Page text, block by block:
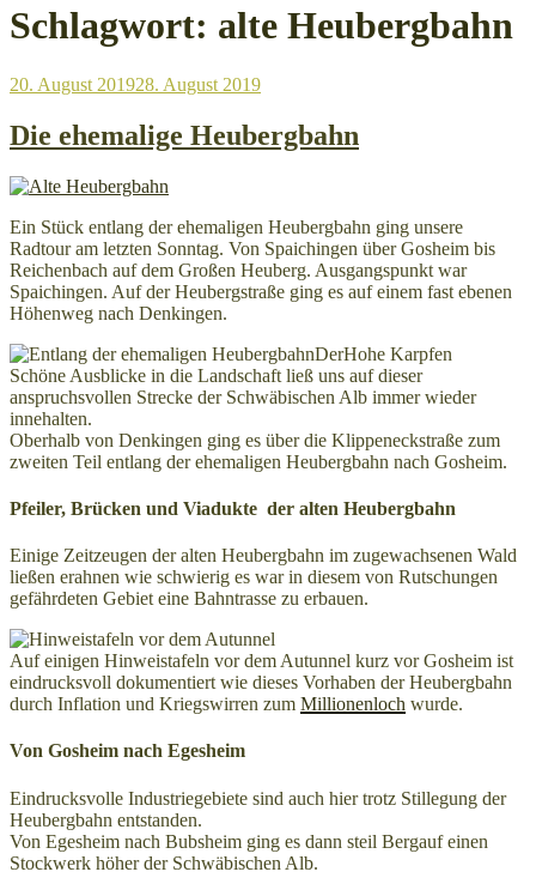
Schlagwort: alte Heubergbahn
Veröffentlicht
20. August 201928. August 2019
Die ehemalige Heubergbahn
Ein Stück entlang der ehemaligen Heubergbahn ging unsere
Radtour am letzten Sonntag. Von Spaichingen über Gosheim bis
Reichenbach auf dem Großen Heuberg. Ausgangspunkt war
Spaichingen. Auf der Heubergstraße ging es auf einem fast ebenen
Höhenweg nach Denkingen.
DerHohe Karpfen
Schöne Ausblicke in die Landschaft ließ uns auf dieser
anspruchsvollen Strecke der Schwäbischen Alb immer wieder
innehalten.
Oberhalb von Denkingen ging es über die Klippeneckstraße zum
zweiten Teil entlang der ehemaligen Heubergbahn nach Gosheim.
Pfeiler, Brücken und Viadukte der alten Heubergbahn
Einige Zeitzeugen der alten Heubergbahn im zugewachsenen Wald
ließen erahnen wie schwierig es war in diesem von Rutschungen
gefährdeten Gebiet eine Bahntrasse zu erbauen.
Auf einigen Hinweistafeln vor dem Autunnel kurz vor Gosheim ist
eindrucksvoll dokumentiert wie dieses Vorhaben der Heubergbahn
durch Inflation und Kriegswirren zum Millionenloch wurde.
Von Gosheim nach Egesheim
Eindrucksvolle Industriegebiete sind auch hier trotz Stillegung der
Heubergbahn entstanden.
Von Egesheim nach Bubsheim ging es dann steil Bergauf einen
Stockwerk höher der Schwäbischen Alb.